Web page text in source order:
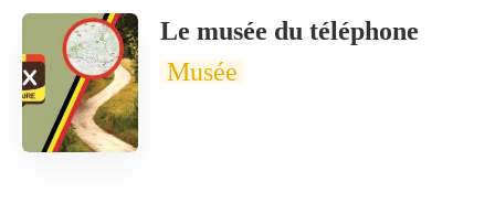
Le musée du téléphone
Musée